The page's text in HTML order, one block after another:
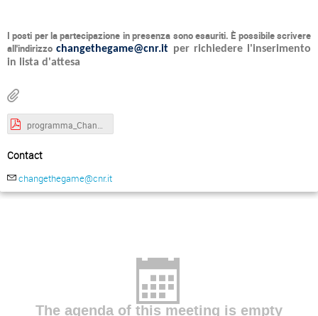
I posti per la partecipazione in presenza sono esauriti. È possibile scrivere
all'indirizzochangethegame@cnr.it per richiedere l'inserimento
in lista d'attesa
Contact
changethegame@cnr.it
The agenda of this meeting is empty